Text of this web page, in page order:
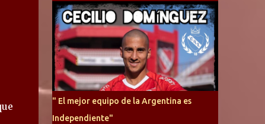
" El mejor equipo de la Argentina es
Independiente"